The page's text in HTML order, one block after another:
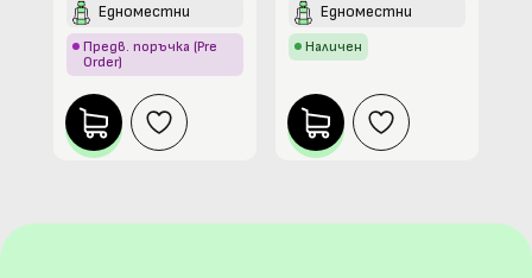
Едноместни
Предв. поръчка (Pre
Order)
Едноместни
Наличен